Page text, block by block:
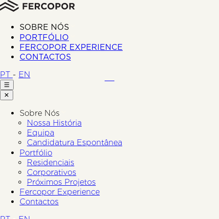
SOBRE NÓS
PORTFÓLIO
FERCOPOR EXPERIENCE
CONTACTOS
PT - EN
☰
✕
Sobre Nós
Nossa História
Equipa
Candidatura Espontânea
Portfólio
Residenciais
Corporativos
Próximos Projetos
Fercopor Experience
Contactos